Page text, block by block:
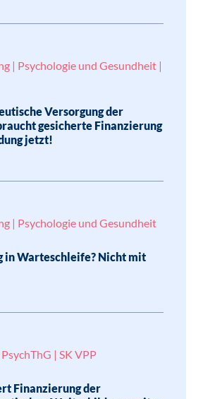
| Psychologie und Gesundheit |
Versorgung der
gesicherte Finanzierung
jetzt!
| Psychologie und Gesundheit
in Warteschleife? Nicht mit
| SK VPP
Finanzierung der